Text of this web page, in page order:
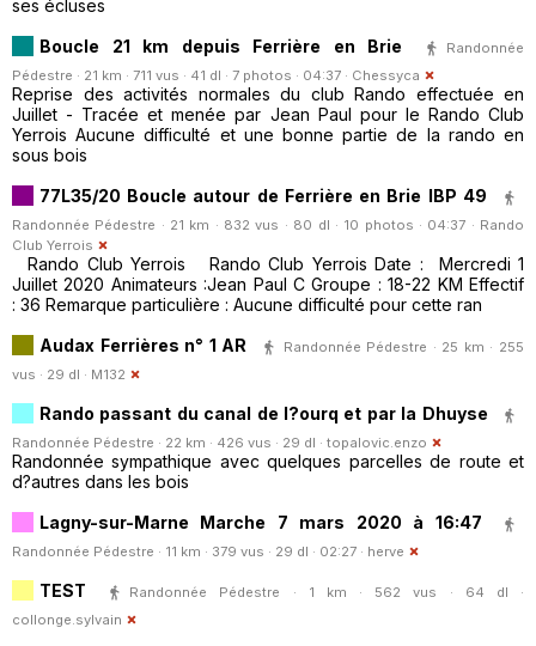
ses écluses
Boucle 21 km depuis Ferrière en Brie
Randonnée
Pédestre · 21 km · 711 vus · 41 dl · 7 photos · 04:37 · Chessyca
Reprise des activités normales du club Rando effectuée en
Juillet - Tracée et menée par Jean Paul pour le Rando Club
Yerrois Aucune difficulté et une bonne partie de la rando en
sous bois
77L35/20 Boucle autour de Ferrière en Brie IBP 49
Randonnée Pédestre · 21 km · 832 vus · 80 dl · 10 photos · 04:37 · Rando
Club Yerrois
Rando Club Yerrois Rando Club Yerrois Date : Mercredi 1
Juillet 2020 Animateurs :Jean Paul C Groupe : 18-22 KM Effectif
: 36 Remarque particulière : Aucune difficulté pour cette ran
Audax Ferrières n° 1 AR
Randonnée Pédestre · 25 km · 255
vus · 29 dl · M132
Rando passant du canal de l?ourq et par la Dhuyse
Randonnée Pédestre · 22 km · 426 vus · 29 dl · topalovic.enzo
Randonnée sympathique avec quelques parcelles de route et
d?autres dans les bois
Lagny-sur-Marne Marche 7 mars 2020 à 16:47
Randonnée Pédestre · 11 km · 379 vus · 29 dl · 02:27 · herve
TEST
Randonnée Pédestre · 1 km · 562 vus · 64 dl ·
collonge.sylvain